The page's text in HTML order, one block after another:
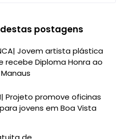
postagens
Jovem artista plástica
recebe Diploma Honra ao
Projeto promove oficinas
jovens em Boa Vista